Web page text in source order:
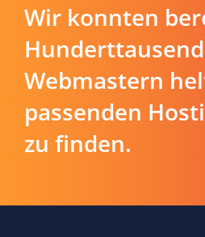
Wir konnten
Webmastern
passenden
zu finden.